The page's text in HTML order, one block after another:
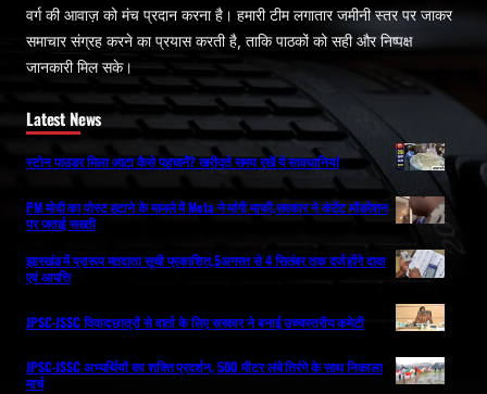
वर्ग की आवाज़ को मंच प्रदान करना है। हमारी टीम लगातार जमीनी स्तर पर जाकर
समाचार संग्रह करने का प्रयास करती है, ताकि पाठकों को सही और निष्पक्ष
जानकारी मिल सके।
Latest News
स्टोन पाउडर मिला आटा कैसे पहचानें? खरीदते समय रखें ये सावधानियां
PM मोदी का पोस्ट हटाने के मामले में Meta ने मांगी माफी,सरकार ने कंटेंट मॉडरेशन
पर जताई सख्ती
झारखंड में प्रारूप मतदाता सूची प्रकाशित,5अगस्त से 4 सितंबर तक दर्ज होंगे दावा
एवं आपत्ति
JPSC-JSSC विवाद:छात्रों से वार्ता के लिए सरकार ने बनाई उच्चस्तरीय कमेटी
JPSC-JSSC अभ्यर्थियों का शक्ति प्रदर्शन, 500 मीटर लंबे तिरंगे के साथ निकाला
मार्च